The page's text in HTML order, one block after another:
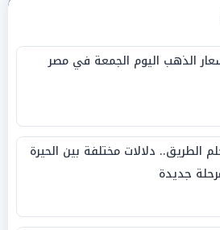
الذهب اليوم الجمعة في مصر
الطريق.. دلالات مختلفة بين الحيرة
جديدة